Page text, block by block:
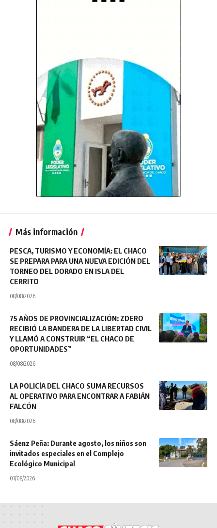
Más información
PESCA, TURISMO Y ECONOMÍA: EL CHACO
SE PREPARA PARA UNA NUEVA EDICIÓN DEL
TORNEO DEL DORADO EN ISLA DEL
CERRITO
08/08/2026
75 AÑOS DE PROVINCIALIZACIÓN: ZDERO
RECIBIÓ LA BANDERA DE LA LIBERTAD CIVIL
Y LLAMÓ A CONSTRUIR “EL CHACO DE
OPORTUNIDADES”
08/08/2026
LA POLICÍA DEL CHACO SUMA RECURSOS
AL OPERATIVO PARA ENCONTRAR A FABIÁN
FALCÓN
08/08/2026
Sáenz Peña: Durante agosto, los niños son
invitados especiales en el Complejo
Ecológico Municipal
07/08/2026